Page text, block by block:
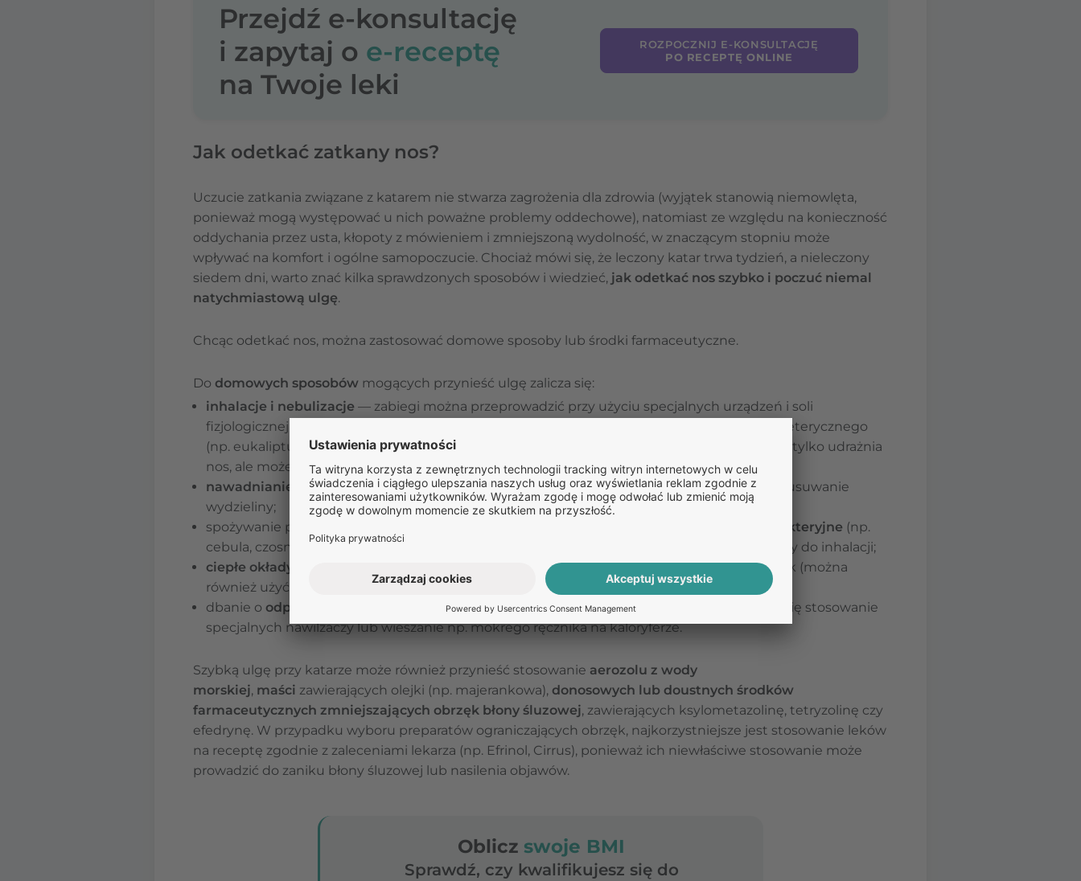
Przejdź e-konsultację
i zapytaj o e-receptę
na Twoje leki
ROZPOCZNIJ E-KONSULTACJĘ
PO RECEPTĘ ONLINE
Jak odetkać zatkany nos?
Uczucie zatkania związane z katarem nie stwarza zagrożenia dla zdrowia (wyjątek stanowią niemowlęta,
ponieważ mogą występować u nich poważne problemy oddechowe), natomiast ze względu na konieczność
oddychania przez usta, kłopoty z mówieniem i zmniejszoną wydolność, w znaczącym stopniu może
wpływać na komfort i ogólne samopoczucie. Chociaż mówi się, że leczony katar trwa tydzień, a nieleczony
siedem dni, warto znać kilka sprawdzonych sposobów i wiedzieć, jak odetkać nos szybko i poczuć niemal
natychmiastową ulgę.
Chcąc odetkać nos, można zastosować domowe sposoby lub środki farmaceutyczne.
Do domowych sposobów mogących przynieść ulgę zalicza się:
inhalacje i nebulizacje — zabiegi można przeprowadzić przy użyciu specjalnych urządzeń i soli
fizjologicznej lub naczynia z gorącą wodą i dodatkiem preparatu do inhalacji, ziół lub olejku eterycznego
(np. eukaliptusowego lub z drzewa herbacianego). Inhalacja przy użyciu olejków lub ziół nie tylko udrażnia
nos, ale może również wspomagać organizm w walce z infekcją;
nawadnianie organizmu— odpowiednia podaż płynu sprzyja rozrzedzeniu śluzu i ułatwia usuwanie
wydzieliny;
spożywanie produktów stanowiących
naturalne preparaty przeciwwirusowe i przeciwbakteryjne (np.
cebula, czosnek, imbir, miód). Ze względu na silne działanie czosnek może być również użyty do inhalacji;
ciepłe okłady
— w okolicę nosa warto przyłożyć np. rozgrzany na kaloryferze nieduży ręcznik (można
również użyć ciepłych okładów żelowych lub termoforu z pestek wiśni);
dbanie o odpowiednie nawilżenie powietrza— szczególnie w sezonie grzewczym zaleca się stosowanie
specjalnych nawilżaczy lub wieszanie np. mokrego ręcznika na kaloryferze.
Szybką ulgę przy katarze może również przynieść stosowanie aerozolu z wody
morskiej, maści zawierających olejki (np. majerankowa), donosowych lub doustnych środków
farmaceutycznych zmniejszających obrzęk błony śluzowej, zawierających ksylometazolinę, tetryzolinę czy
efedrynę. W przypadku wyboru preparatów ograniczających obrzęk, najkorzystniejsze jest stosowanie leków
na receptę zgodnie z zaleceniami lekarza (np. Efrinol, Cirrus), ponieważ ich niewłaściwe stosowanie może
prowadzić do zaniku błony śluzowej lub nasilenia objawów.
Obliczswoje BMI
Sprawdź, czy kwalifikujesz się do